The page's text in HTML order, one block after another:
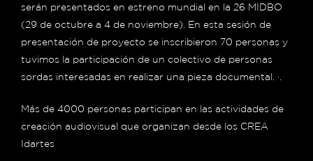
serán presentados en estreno mundial en la 26 MIDBO
(29 de octubre a 4 de noviembre). En esta sesión de
presentación de proyecto se inscribieron 70 personas y
tuvimos la participación de un colectivo de personas
sordas interesadas en realizar una pieza documental. ·.
Más de 4000 personas participan en las actividades de
creación audiovisual que organizan desde los CREA
Idartes